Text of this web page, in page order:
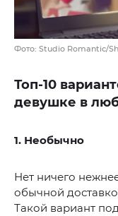
Фото: Studio Romantic/
Топ-10
девушке в
1. Необычно
Нет ничего
обычной
Такой вариант